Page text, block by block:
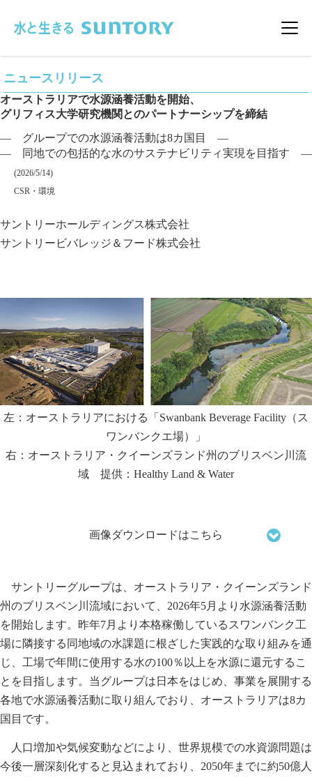
メ
ニュースリリース
オーストラリアで水源涵養活動を開始、
グリフィス大学研究機関とのパートナーシップを締結
― グループでの水源涵養活動は8カ国目 ―
― 同地での包括的な水のサステナビリティ実現を目指す ―
掲載日
(2026/5/14)
カテゴリー
CSR・環境
企業名
サントリーホールディングス株式会社
サントリービバレッジ＆フード株式会社
左：オーストラリアにおける「Swanbank Beverage Facility（ス
ワンバンクエ場）」
右：オーストラリア・クイーンズランド州のブリスベン川流
域 提供：Healthy Land & Water
画像ダウンロードはこちら
サントリーグループは、オーストラリア・クイーンズランド
州のブリスベン川流域において、2026年5月より水源涵養活動
を開始します。昨年7月より本格稼働しているスワンバンク工
場に隣接する同地域の水課題に根ざした実践的な取り組みを通
じ、工場で年間に使用する水の100％以上を水源に還元するこ
とを目指します。当グループは日本をはじめ、事業を展開する
各地で水源涵養活動に取り組んでおり、オーストラリアは8カ
国目です。
人口増加や気候変動などにより、世界規模での水資源問題は
今後一層深刻化すると見込まれており、2050年までに約50億人